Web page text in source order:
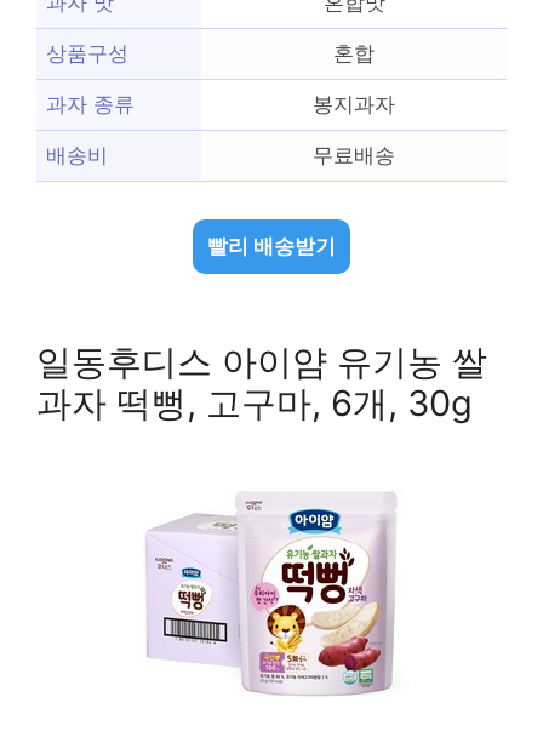
상품구성 혼합
과자 종류 봉지과자
배송비 무료배송
빨리 배송받기
일동후디스 아이얌 유기농 쌀
과자 떡뻥, 고구마, 6개, 30g